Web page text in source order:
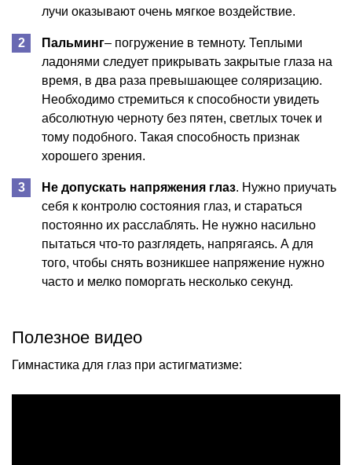
лучи оказывают очень мягкое воздействие.
Пальминг– погружение в темноту. Теплыми
ладонями следует прикрывать закрытые глаза на
время, в два раза превышающее соляризацию.
Необходимо стремиться к способности увидеть
абсолютную черноту без пятен, светлых точек и
тому подобного. Такая способность признак
хорошего зрения.
Не допускать напряжения глаз. Нужно приучать
себя к контролю состояния глаз, и стараться
постоянно их расслаблять. Не нужно насильно
пытаться что-то разглядеть, напрягаясь. А для
того, чтобы снять возникшее напряжение нужно
часто и мелко поморгать несколько секунд.
Полезное видео
Гимнастика для глаз при астигматизме: